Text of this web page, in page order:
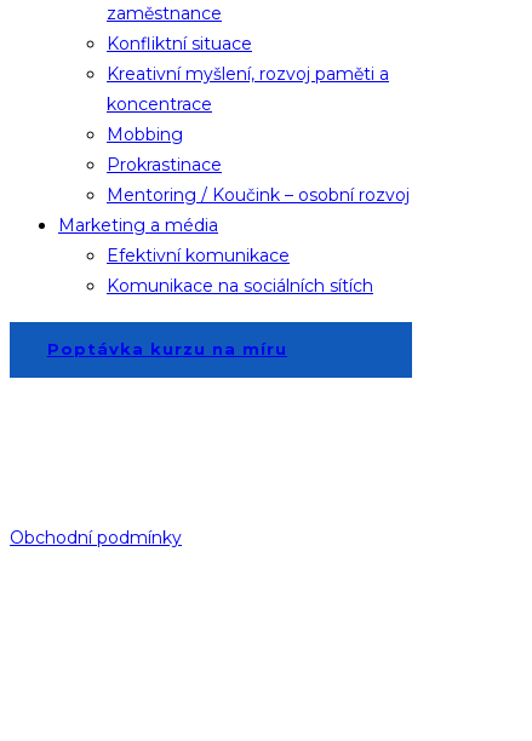
zaměstnance
Konfliktní situace
Kreativní myšlení, rozvoj paměti a
koncentrace
Mobbing
Prokrastinace
Mentoring / Koučink – osobní rozvoj
Marketing a média
Efektivní komunikace
Komunikace na sociálních sítích
Poptávka kurzu na míru
Obchodní podmínky